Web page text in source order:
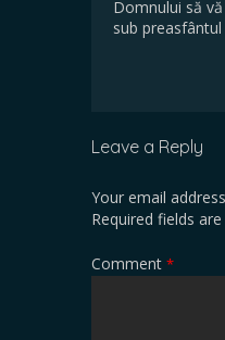
Domnului să
sub
Leave a Reply
Your email
Required fields
Comment *